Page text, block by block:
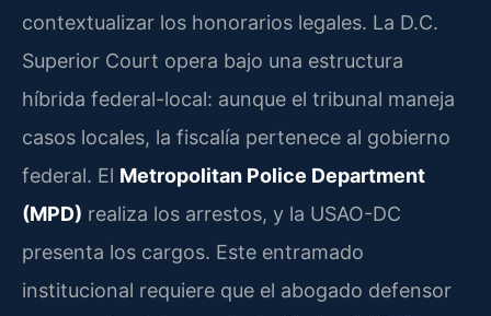
contextualizar los honorarios legales. La D.C.
Superior Court opera bajo una estructura
híbrida federal-local: aunque el tribunal maneja
casos locales, la fiscalía pertenece al gobierno
federal. El Metropolitan Police Department
(MPD) realiza los arrestos, y la USAO-DC
presenta los cargos. Este entramado
institucional requiere que el abogado defensor